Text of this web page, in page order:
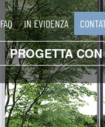
FAQ IN EVIDENZA
PROGETTA